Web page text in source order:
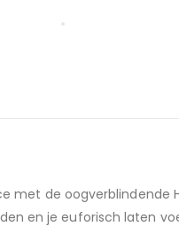
met de
en je euforisch laten